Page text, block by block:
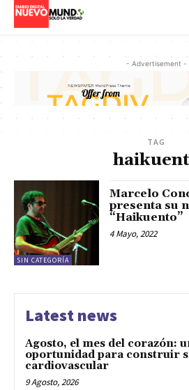
- Advertisement -
TAG
SIN CATEGORÍA
Marcelo
presenta su
“Haikuento”
4 Mayo, 2022
Latest news
Agosto, el mes del corazón:
oportunidad para construir
cardiovascular
9 Agosto, 2026